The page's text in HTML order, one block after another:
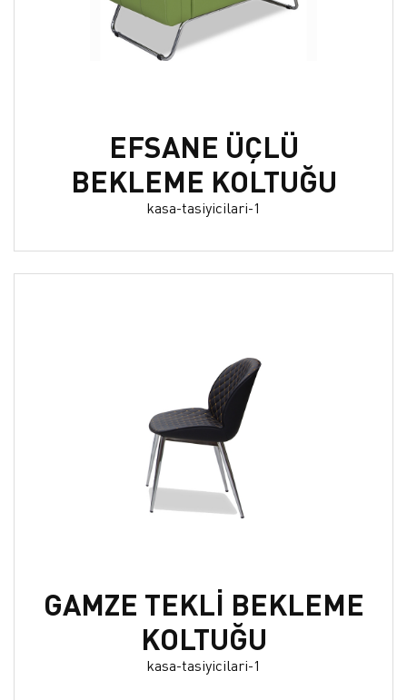
EFSANE ÜÇLÜ
BEKLEME KOLTUĞU
kasa-tasiyicilari-1
GAMZE TEKLİ BEKLEME
KOLTUĞU
kasa-tasiyicilari-1